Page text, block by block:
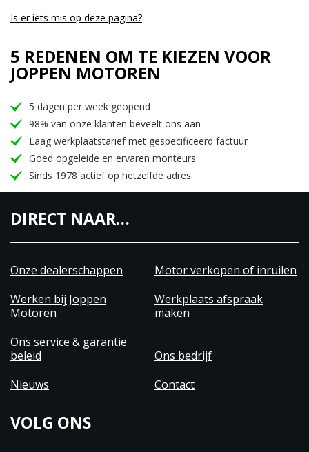
Is er iets mis op deze pagina?
5 REDENEN OM TE KIEZEN VOOR
JOPPEN MOTOREN
5 dagen per week geopend
98% van onze klanten beveelt ons aan
Laag werkplaatstarief met gespecificeerd factuur
Goed opgeleide en ervaren monteurs
Sinds 1978 actief op hetzelfde adres
DIRECT NAAR…
Onze dealerschappen
Motor verkopen of inruilen
Werken bij Joppen
Motoren
Werkplaats afspraak
maken
Ons service & garantie
beleid
Ons bedrijf
Nieuws
Contact
VOLG ONS